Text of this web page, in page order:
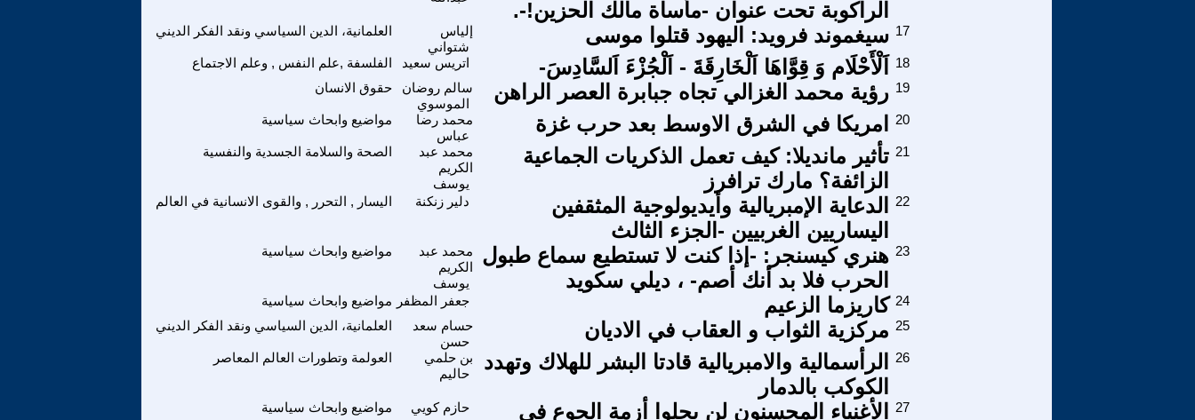
الراكوبة تحت عنوان -مأساة مالك الحزين!-.
العلمانية، الدين السياسي ونقد الفكر الديني
إلياس
شتواني
سيغموند فرويد: اليهود قتلوا موسى 17
الفلسفة ,علم النفس , وعلم الاجتماع اتريس سعيد اَلْأَحْلَام وَ قِوَّاهَا اَلْخَارِقَةَ - اَلْجُزْءَ اَلسَّادِسَ-
18
حقوق الانسان
سالم روضان
الموسوي
رؤية محمد الغزالي تجاه جبابرة العصر الراهن 19
مواضيع وابحاث سياسية
محمد رضا
عباس
امريكا في الشرق الاوسط بعد حرب غزة 20
الصحة والسلامة الجسدية والنفسية
محمد عبد
الكريم
يوسف
تأثير مانديلا: كيف تعمل الذكريات الجماعية
الزائفة؟ مارك ترافرز
21
اليسار , التحرر , والقوى الانسانية في العالم دلير زنكنة
الدعاية الإمبريالية وأيديولوجية المثقفين
اليساريين الغربيين -الجزء الثالث
22
مواضيع وابحاث سياسية
محمد عبد
الكريم
يوسف
هنري كيسنجر: -إذا كنت لا تستطيع سماع طبول
الحرب فلا بد أنك أصم- ، ديلي سكويد
23
مواضيع وابحاث سياسية جعفر المظفر كاريزما الزعيم 24
العلمانية، الدين السياسي ونقد الفكر الديني
حسام سعد
حسن
مركزية الثواب و العقاب في الاديان 25
العولمة وتطورات العالم المعاصر
بن حلمي
حاليم
الرأسمالية والامبريالية قادتا البشر للهلاك وتهدد
الكوكب بالدمار
26
مواضيع وابحاث سياسية حازم كويي
الأغنياء المحسنون لن يحلوا أزمة الجوع في
27